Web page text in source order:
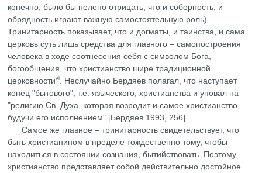
конечно, было бы нелепо отрицать, что и соборность, и
обрядность играют важную самостоятельную роль).
Тринитарность показывает, что и догматы, и таинства, и сама
церковь суть лишь средства для главного – самопостроения
человека в ходе соотнесения себя с символом Бога,
богообщения, что христианство шире традиционной
церковностиvi
. Неслучайно Бердяев полагал, что наступает
конец "бытового", т.е. языческого, христианства и уповал на
"религию Св. Духа, которая возродит и самое христианство,
будучи его исполнением" [Бердяев 1993, 256].
Самое же главное – тринитарность свидетельствует, что
быть христианином в пределе тождественно тому, чтобы
находиться в состоянии сознания, бытийствовать. Поэтому
христианство представляет собой действительно достойное